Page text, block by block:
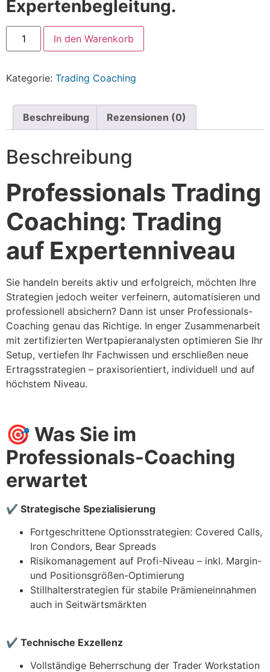
Expertenbegleitung.
In den Warenkorb
Kategorie: Trading Coaching
Beschreibung Rezensionen (0)
Beschreibung
Professionals Trading
Coaching: Trading
auf Expertenniveau
Sie handeln bereits aktiv und erfolgreich, möchten Ihre
Strategien jedoch weiter verfeinern, automatisieren und
professionell absichern? Dann ist unser Professionals-
Coaching genau das Richtige. In enger Zusammenarbeit
mit zertifizierten Wertpapieranalysten optimieren Sie Ihr
Setup, vertiefen Ihr Fachwissen und erschließen neue
Ertragsstrategien – praxisorientiert, individuell und auf
höchstem Niveau.
🎯 Was Sie im
Professionals-Coaching
erwartet
✔ Strategische Spezialisierung
Fortgeschrittene Optionsstrategien: Covered Calls,
Iron Condors, Bear Spreads
Risikomanagement auf Profi-Niveau – inkl. Margin-
und Positionsgrößen-Optimierung
Stillhalterstrategien für stabile Prämieneinnahmen
auch in Seitwärtsmärkten
✔ Technische Exzellenz
Vollständige Beherrschung der Trader Workstation